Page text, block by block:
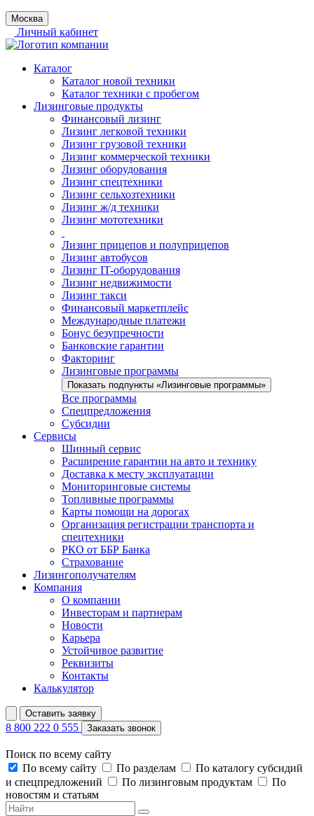
Москва
Личный кабинет
Каталог
Каталог новой техники
Каталог техники с пробегом
Лизинговые продукты
Финансовый лизинг
Лизинг легковой техники
Лизинг грузовой техники
Лизинг коммерческой техники
Лизинг оборудования
Лизинг спецтехники
Лизинг сельхозтехники
Лизинг ж/д техники
Лизинг мототехники
Лизинг прицепов и полуприцепов
Лизинг автобусов
Лизинг IT-оборудования
Лизинг недвижимости
Лизинг такси
Финансовый маркетплейс
Международные платежи
Бонус безупречности
Банковские гарантии
Факторинг
Лизинговые программы
Показать подпункты «Лизинговые программы»
Все программы
Спецпредложения
Субсидии
Сервисы
Шинный сервис
Расширение гарантии на авто и технику
Доставка к месту эксплуатации
Мониторинговые системы
Топливные программы
Карты помощи на дорогах
Организация регистрации транспорта и
спецтехники
РКО от ББР Банка
Страхование
Лизингополучателям
Компания
О компании
Инвесторам и партнерам
Новости
Карьера
Устойчивое развитие
Реквизиты
Контакты
Калькулятор
Оставить заявку
8 800 222 0 555 Заказать звонок
Поиск по всему сайту
По всему сайту
По разделам
По каталогу субсидий
и спецпредложений
По лизинговым продуктам
По
новостям и статьям